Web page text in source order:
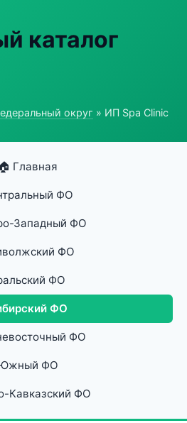
каталог
округ » ИП Spa Clinic
🏠 Главная
ФО
Западный ФО
ФО
ФО
ФО
ФО
ФО
Кавказский ФО